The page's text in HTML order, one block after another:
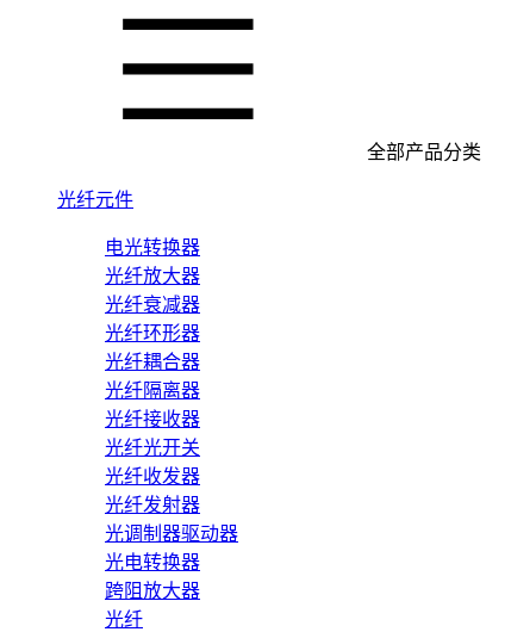
全部产品分类
光纤元件
电光转换器
光纤放大器
光纤衰减器
光纤环形器
光纤耦合器
光纤隔离器
光纤接收器
光纤光开关
光纤收发器
光纤发射器
光调制器驱动器
光电转换器
跨阻放大器
光纤